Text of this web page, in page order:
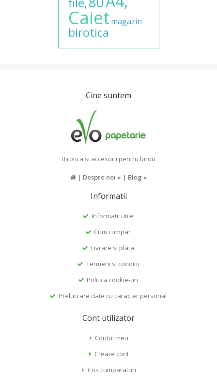
Caiet magazin
birotica
Cine suntem
Birotica si accesorii pentru birou
| Despre noi » | Blog »
Informatii
Informatii utile
Cum cumpar
Livrare si plata
Termeni si conditii
Politica cookie-uri
Prelucrare date cu caracter personal
Cont utilizator
Contul meu
Creare cont
Cos cumparaturi